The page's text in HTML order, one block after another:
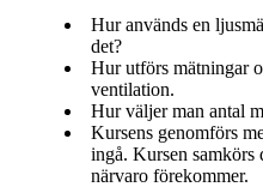
Hur används en
det?
Hur utförs mätningar
ventilation.
Hur väljer man antal
Kursens genomförs
ingå. Kursen
närvaro förekommer.